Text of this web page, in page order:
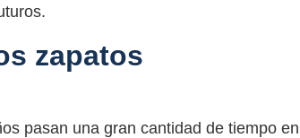
zapatos
pasan una gran cantidad de tiempo en